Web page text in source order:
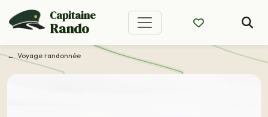
Capitaine
Rando
Voyage randonnée